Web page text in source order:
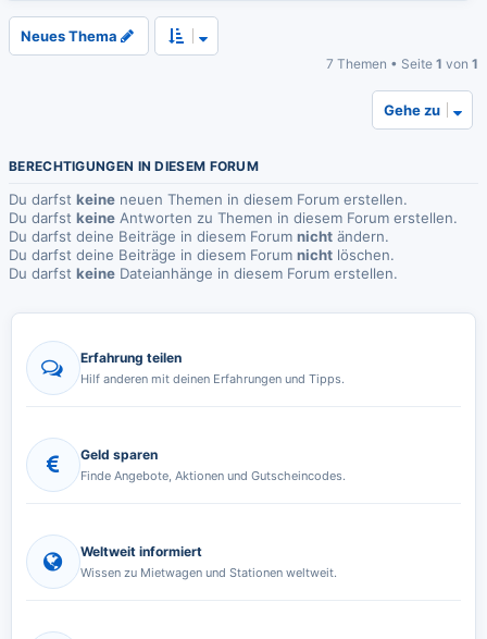
Neues Thema
7 Themen • Seite 1 von 1
Gehe zu
BERECHTIGUNGEN IN DIESEM FORUM
Du darfst keine neuen Themen in diesem Forum erstellen.
Du darfst keine Antworten zu Themen in diesem Forum erstellen.
Du darfst deine Beiträge in diesem Forum nicht ändern.
Du darfst deine Beiträge in diesem Forum nicht löschen.
Du darfst keine Dateianhänge in diesem Forum erstellen.
Erfahrung teilen
Hilf anderen mit deinen Erfahrungen und Tipps.
Geld sparen
Finde Angebote, Aktionen und Gutscheincodes.
Weltweit informiert
Wissen zu Mietwagen und Stationen weltweit.